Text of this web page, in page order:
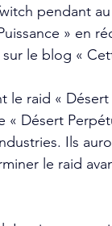
pendant
» en
le blog «
raid «
Désert
Ils
le raid